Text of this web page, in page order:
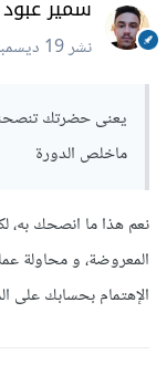
العمل الحر و
نظرة العميل،
فهمت و تعلمت
على مستوى العمل
أصبحت محترف في
قطعت شوطاً كبيرا
سمير عبود
نشر19 ديسمبر 2020
يعنى حضرتك
ماخلص الدورة
نعم هذا ما انصحك به،
المعروضة، و محاولة
الإهتمام بحسابك على